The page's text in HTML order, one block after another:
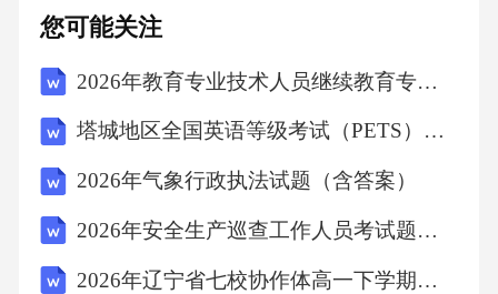
您可能关注
2026年教育专业技术人员继续教育专业科目考核题库（含答案）
塔城地区全国英语等级考试（PETS）复习试题及答案高分策略(全新版)第五级(2026年上半年)
2026年气象行政执法试题（含答案）
2026年安全生产巡查工作人员考试题（含答案）
2026年辽宁省七校协作体高一下学期历史6月练习含答案